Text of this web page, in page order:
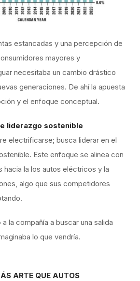
estancadas y una percepción de
mayores y
necesitaba un cambio drástico
generaciones. De ahí la apuesta
y el enfoque conceptual.
liderazgo sostenible
electrificarse; busca liderar en el
Este enfoque se alinea con
hacia la los autos eléctricos y la
algo que sus competidores
la compañía a buscar una salida
lo que vendría.
ARTE QUE AUTOS